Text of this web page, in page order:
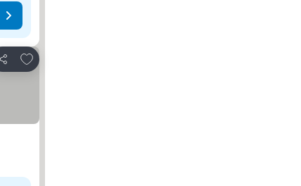
Teilen
Zu Favoriten hinzufügen